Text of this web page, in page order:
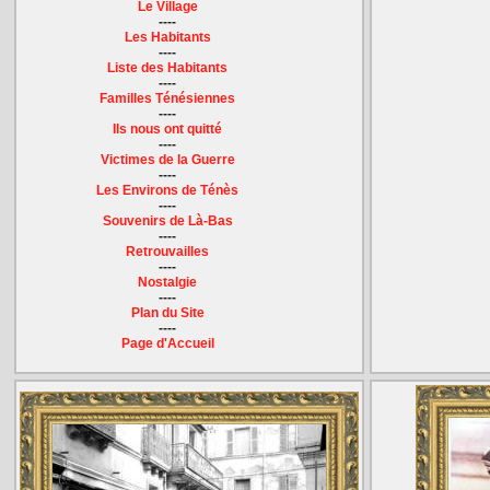
Le Village
----
Les Habitants
----
Liste des Habitants
----
Familles Ténésiennes
----
Ils nous ont quitté
----
Victimes de la Guerre
----
Les Environs de Ténès
----
Souvenirs de Là-Bas
----
Retrouvailles
----
Nostalgie
----
Plan du Site
----
Page d'Accueil